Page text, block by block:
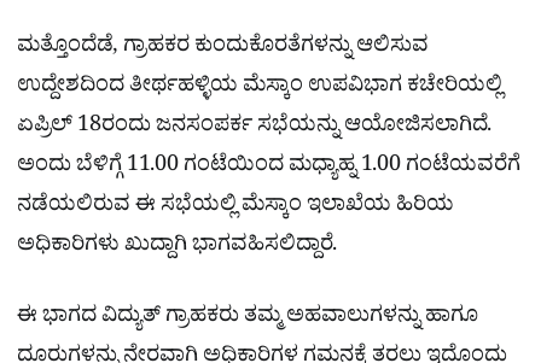
ಮತ್ತೊಂದೆಡೆ, ಗ್ರಾಹಕರ ಕುಂದುಕೊರತೆಗಳನ್ನು ಆಲಿಸುವ
ಉದ್ದೇಶದಿಂದ ತೀರ್ಥಹಳ್ಳಿಯ ಮೆಸ್ಕಾಂ ಉಪವಿಭಾಗ ಕಚೇರಿಯಲ್ಲಿ
ಏಪ್ರಿಲ್ 18ರಂದು ಜನಸಂಪರ್ಕ ಸಭೆಯನ್ನು ಆಯೋಜಿಸಲಾಗಿದೆ.
ಅಂದು ಬೆಳಿಗ್ಗೆ 11.00 ಗಂಟೆಯಿಂದ ಮಧ್ಯಾಹ್ನ 1.00 ಗಂಟೆಯವರೆಗೆ
ನಡೆಯಲಿರುವ ಈ ಸಭೆಯಲ್ಲಿ ಮೆಸ್ಕಾಂ ಇಲಾಖೆಯ ಹಿರಿಯ
ಅಧಿಕಾರಿಗಳು ಖುದ್ದಾಗಿ ಭಾಗವಹಿಸಲಿದ್ದಾರೆ.
ಈ ಭಾಗದ ವಿದ್ಯುತ್ ಗ್ರಾಹಕರು ತಮ್ಮ ಅಹವಾಲುಗಳನ್ನು ಹಾಗೂ